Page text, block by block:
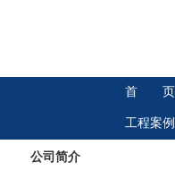
首 页
工程案例
公司简介